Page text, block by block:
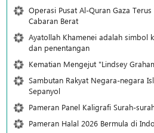
Operasi Pusat Al-Quran Gaza
Cabaran Berat
Ayatollah Khamenei adalah simbol
dan penentangan
Kematian Mengejut "Lindsey
Sambutan Rakyat Negara-negara
Sepanyol
Pameran Panel Kaligrafi Surah-
Pameran Halal 2026 Bermula di